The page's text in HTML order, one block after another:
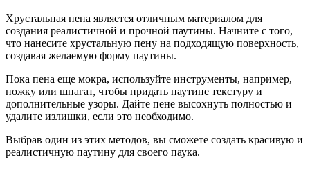
Хрустальная пена является отличным материалом для
создания реалистичной и прочной паутины. Начните с того,
что нанесите хрустальную пену на подходящую поверхность,
создавая желаемую форму паутины.
Пока пена еще мокра, используйте инструменты, например,
ножку или шпагат, чтобы придать паутине текстуру и
дополнительные узоры. Дайте пене высохнуть полностью и
удалите излишки, если это необходимо.
Выбрав один из этих методов, вы сможете создать красивую и
реалистичную паутину для своего паука.